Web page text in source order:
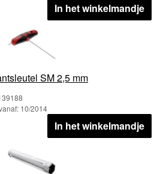
In het winkelmandje
SM 2,5 mm
10/2014
In het winkelmandje